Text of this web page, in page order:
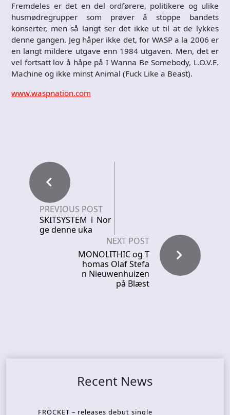
Fremdeles er det en del ordførere, politikere og ulike
husmødregrupper som prøver å stoppe bandets
konserter, men så langt ser det ikke ut til at de lykkes
denne gangen. Jeg håper ikke det, for WASP a la 2006 er
en langt mildere utgave enn 1984 utgaven. Men, det er
vel fortsatt lov å håpe på I Wanna Be Somebody, L.O.V.E.
Machine og ikke minst Animal (Fuck Like a Beast).
www.waspnation.com
PREVIOUS POST
SKITSYSTEM i Nor
ge denne uka
NEXT POST
MONOLITHIC og T
homas Olaf Stefa
n Nieuwenhuizen
på Blæst
Recent News
FROCKET – releases debut single